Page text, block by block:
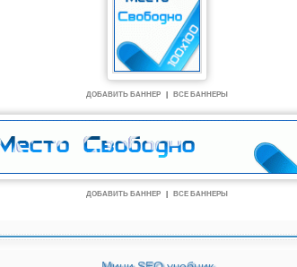
ДОБАВИТЬ БАННЕР ВСЕ БАННЕРЫ
ДОБАВИТЬ БАННЕР ВСЕ БАННЕРЫ